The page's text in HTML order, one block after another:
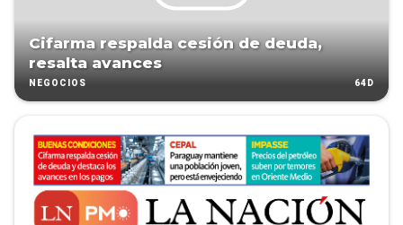
Cifarma respalda cesión de deuda,
resalta avances
NEGOCIOS 64D